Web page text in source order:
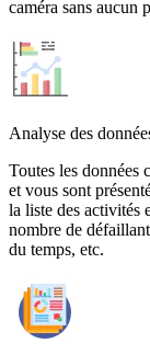
caméra sans aucun
Analyse des
Toutes les données
et vous sont
la liste des activités
nombre de
du temps, etc.